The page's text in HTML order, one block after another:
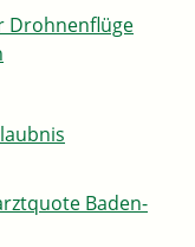
Drohnenflüge
Baden-